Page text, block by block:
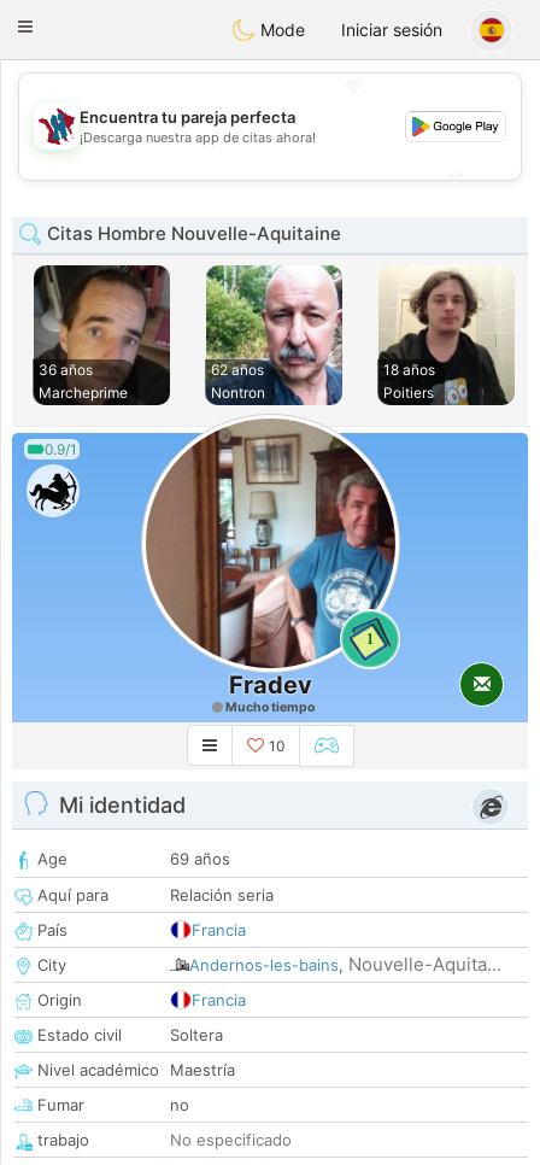
JTaimerais
Toggle
Mode Iniciar sesión
💖
💕
Encuentra tu pareja perfecta
¡Descarga nuestra app de citas ahora!
Citas Hombre Nouvelle-Aquitaine
36 años
Marcheprime
62 años
Nontron
18 años
Poitiers
0.9/1
1
Fradev
Mucho tiempo
10
Mi identidad
Age
69 años
Aquí para
Relación seria
País
Francia
City
Andernos-les-bains, Nouvelle-Aquita...
Origin
Francia
Estado civil
Soltera
Nivel académico
Maestría
Fumar
no
trabajo
No especificado